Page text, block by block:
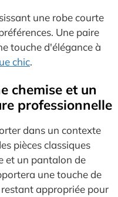
une robe courte
Une paire
touche d'élégance à
chic.
chemise et un
professionnelle
dans un contexte
pièces classiques
et un pantalon de
une touche de
appropriée pour